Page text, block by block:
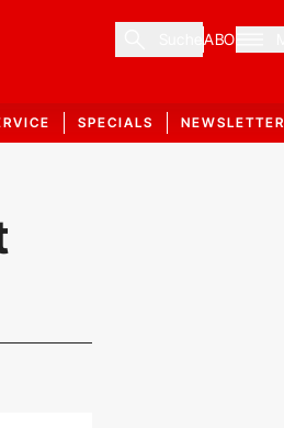
ABO
SPECIALS NEWSLETTER